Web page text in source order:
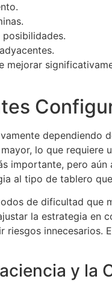
mejorar
dependiendo
lo que
importante, pero
al tipo de tablero
de dificultad
la estrategia en
riesgos
y la